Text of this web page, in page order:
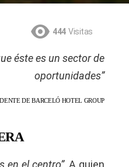
444 Visitas
éste es un sector de
oportunidades”
DE BARCELÓ HOTEL GROUP
en el centro”. A quien